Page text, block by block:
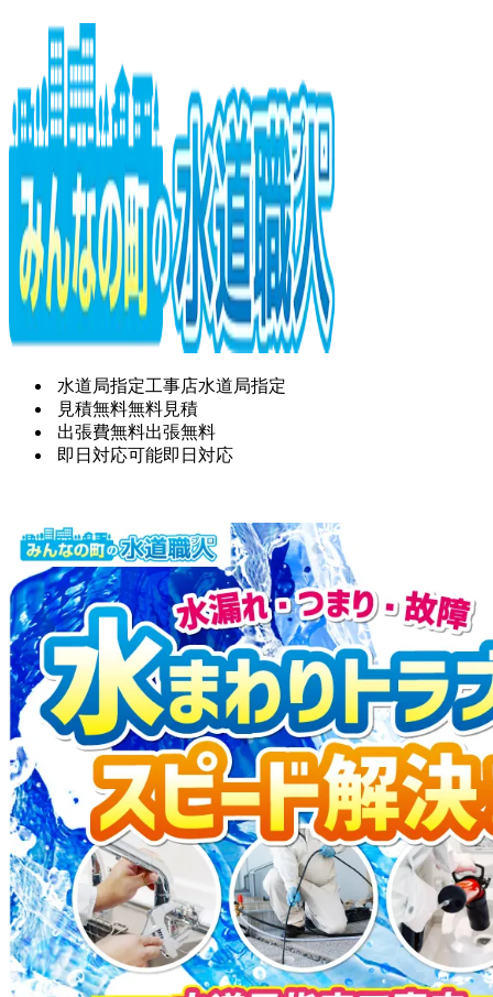
水道局指定工事店水道局指定
見積無料無料見積
出張費無料出張無料
即日対応可能即日対応